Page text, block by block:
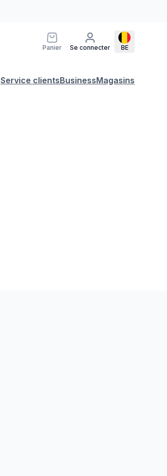
Panier Se connecter BE
Service clientsBusinessMagasins